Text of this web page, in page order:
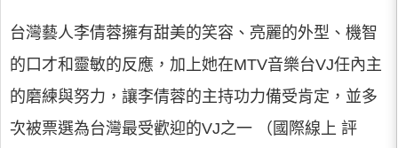
台灣藝人李倩蓉擁有甜美的笑容、亮麗的外型、機智
的口才和靈敏的反應，加上她在MTV音樂台VJ任內主
的磨練與努力，讓李倩蓉的主持功力備受肯定，並多
次被票選為台灣最受歡迎的VJ之一 （國際線上 評